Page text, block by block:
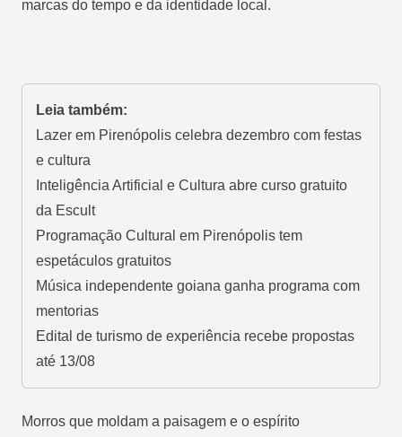
marcas do tempo e da identidade local.
Leia também:
Lazer em Pirenópolis celebra dezembro com festas
e cultura
Inteligência Artificial e Cultura abre curso gratuito
da Escult
Programação Cultural em Pirenópolis tem
espetáculos gratuitos
Música independente goiana ganha programa com
mentorias
Edital de turismo de experiência recebe propostas
até 13/08
Morros que moldam a paisagem e o espírito